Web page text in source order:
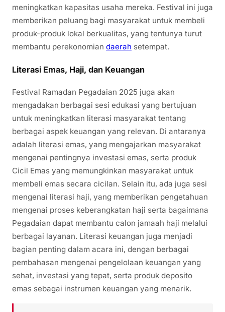
meningkatkan kapasitas usaha mereka. Festival ini juga
memberikan peluang bagi masyarakat untuk membeli
produk-produk lokal berkualitas, yang tentunya turut
membantu perekonomian daerah setempat.
Literasi Emas, Haji, dan Keuangan
Festival Ramadan Pegadaian 2025 juga akan
mengadakan berbagai sesi edukasi yang bertujuan
untuk meningkatkan literasi masyarakat tentang
berbagai aspek keuangan yang relevan. Di antaranya
adalah literasi emas, yang mengajarkan masyarakat
mengenai pentingnya investasi emas, serta produk
Cicil Emas yang memungkinkan masyarakat untuk
membeli emas secara cicilan. Selain itu, ada juga sesi
mengenai literasi haji, yang memberikan pengetahuan
mengenai proses keberangkatan haji serta bagaimana
Pegadaian dapat membantu calon jamaah haji melalui
berbagai layanan. Literasi keuangan juga menjadi
bagian penting dalam acara ini, dengan berbagai
pembahasan mengenai pengelolaan keuangan yang
sehat, investasi yang tepat, serta produk deposito
emas sebagai instrumen keuangan yang menarik.